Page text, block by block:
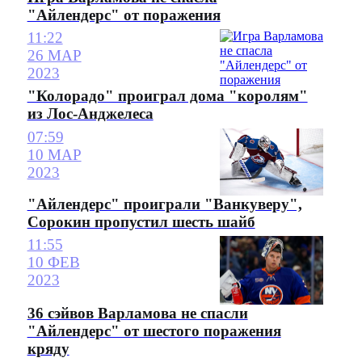
"Айлендерс" от поражения
11:22
26 МАР
2023
"Колорадо" проиграл дома "королям"
из Лос-Анджелеса
07:59
10 МАР
2023
"Айлендерс" проиграли "Ванкуверу",
Сорокин пропустил шесть шайб
11:55
10 ФЕВ
2023
36 сэйвов Варламова не спасли
"Айлендерс" от шестого поражения
кряду